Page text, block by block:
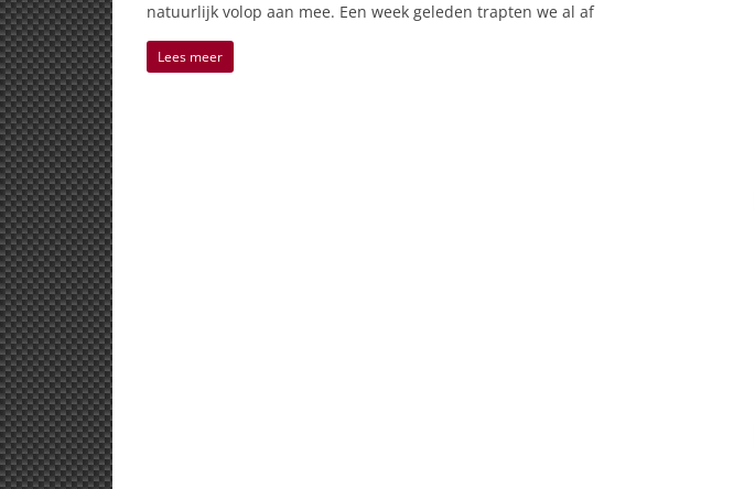
natuurlijk volop aan mee. Een week geleden trapten we al af
Lees meer